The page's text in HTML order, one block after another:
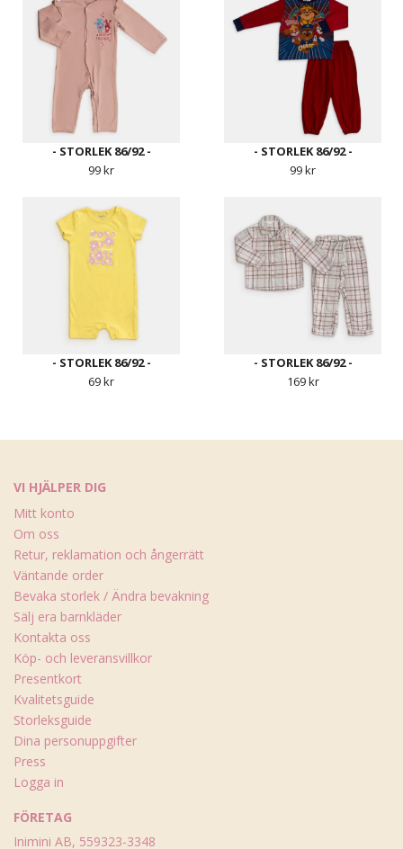
- STORLEK 86/92 -
99 kr
- STORLEK 86/92 -
99 kr
- STORLEK 86/92 -
69 kr
- STORLEK 86/92 -
169 kr
VI HJÄLPER DIG
Mitt konto
Om oss
Retur, reklamation och ångerrätt
Väntande order
Bevaka storlek / Ändra bevakning
Sälj era barnkläder
Kontakta oss
Köp- och leveransvillkor
Presentkort
Kvalitetsguide
Storleksguide
Dina personuppgifter
Press
Logga in
FÖRETAG
Inimini AB, 559323-3348